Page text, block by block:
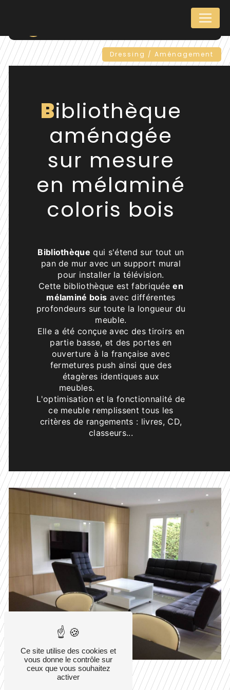
Bibliothèque
aménagée
sur mesure
en mélaminé
coloris bois
Bibliothèque qui s'étend sur tout un
pan de mur avec un support mural
pour installer la télévision.
Cette bibliothèque est fabriquéeen
mélaminé bois avec différentes
profondeurs sur toute la longueur du
meuble.
Elle a été conçue avec des tiroirs en
partie basse, et des portes en
ouverture à la française avec
fermetures push ainsi que des
étagères identiques aux
meubles.
L'optimisation et la fonctionnalité de
ce meuble remplissent tous les
critères de rangements : livres, CD,
classeurs...
Dressing / Aménagement
Ce site utilise des cookies et
vous donne le contrôle sur
ceux que vous souhaitez
activer